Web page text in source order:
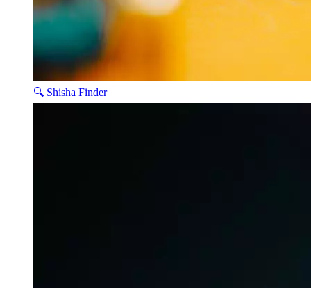
🔍 Shisha Finder